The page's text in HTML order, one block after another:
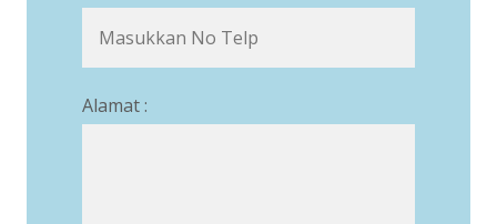
Alamat :